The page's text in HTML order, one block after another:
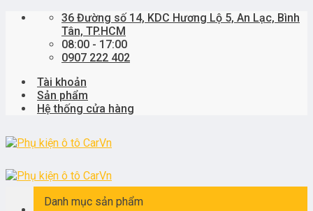
Skip
36 Đường số 14, KDC Hương Lộ 5, An Lạc, Bình
Tân, TP.HCM
08:00 - 17:00
0907 222 402
Tài khoản
Sản phẩm
Hệ thống cửa hàng
Danh mục sản phẩm